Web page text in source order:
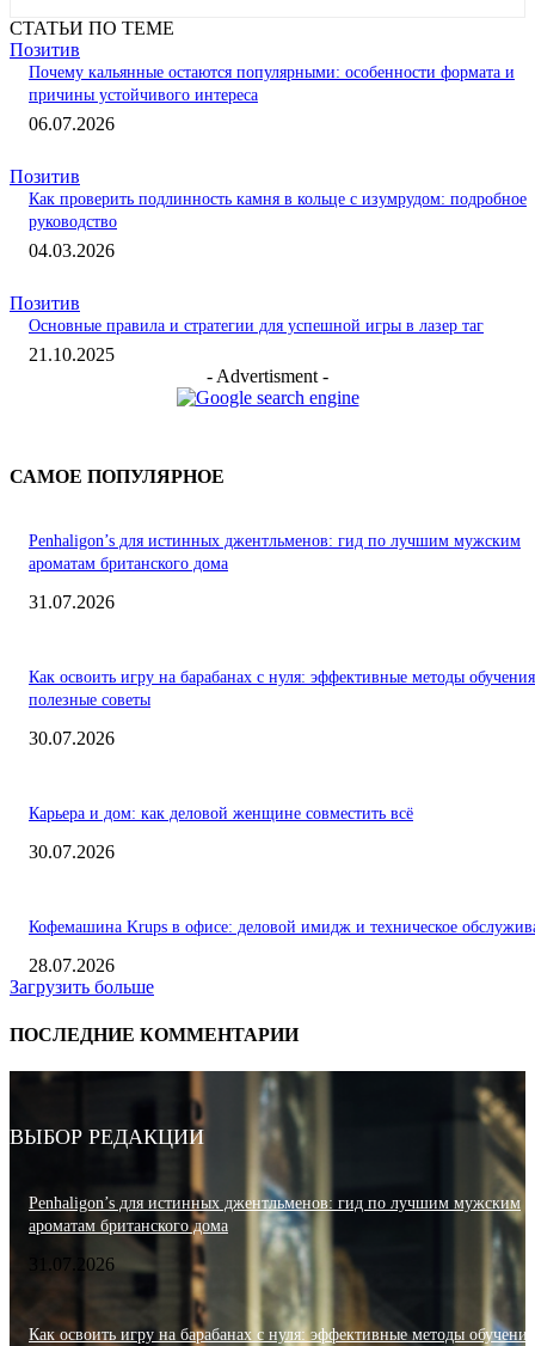
СТАТЬИ ПО ТЕМЕ
Позитив
Почему кальянные остаются популярными: особенности формата и
причины устойчивого интереса
06.07.2026
Позитив
Как проверить подлинность камня в кольце с изумрудом: подробное
руководство
04.03.2026
Позитив
Основные правила и стратегии для успешной игры в лазер таг
21.10.2025
- Advertisment -
САМОЕ ПОПУЛЯРНОЕ
Penhaligon’s для истинных джентльменов: гид по лучшим мужским
ароматам британского дома
31.07.2026
Как освоить игру на барабанах с нуля: эффективные методы
полезные советы
30.07.2026
Карьера и дом: как деловой женщине совместить всё
30.07.2026
Кофемашина Krups в офисе: деловой имидж и техническое
28.07.2026
Загрузить больше
ПОСЛЕДНИЕ КОММЕНТАРИИ
ВЫБОР РЕДАКЦИИ
Penhaligon’s для истинных джентльменов: гид по лучшим мужским
ароматам британского дома
31.07.2026
Как освоить игру на барабанах с нуля: эффективные методы